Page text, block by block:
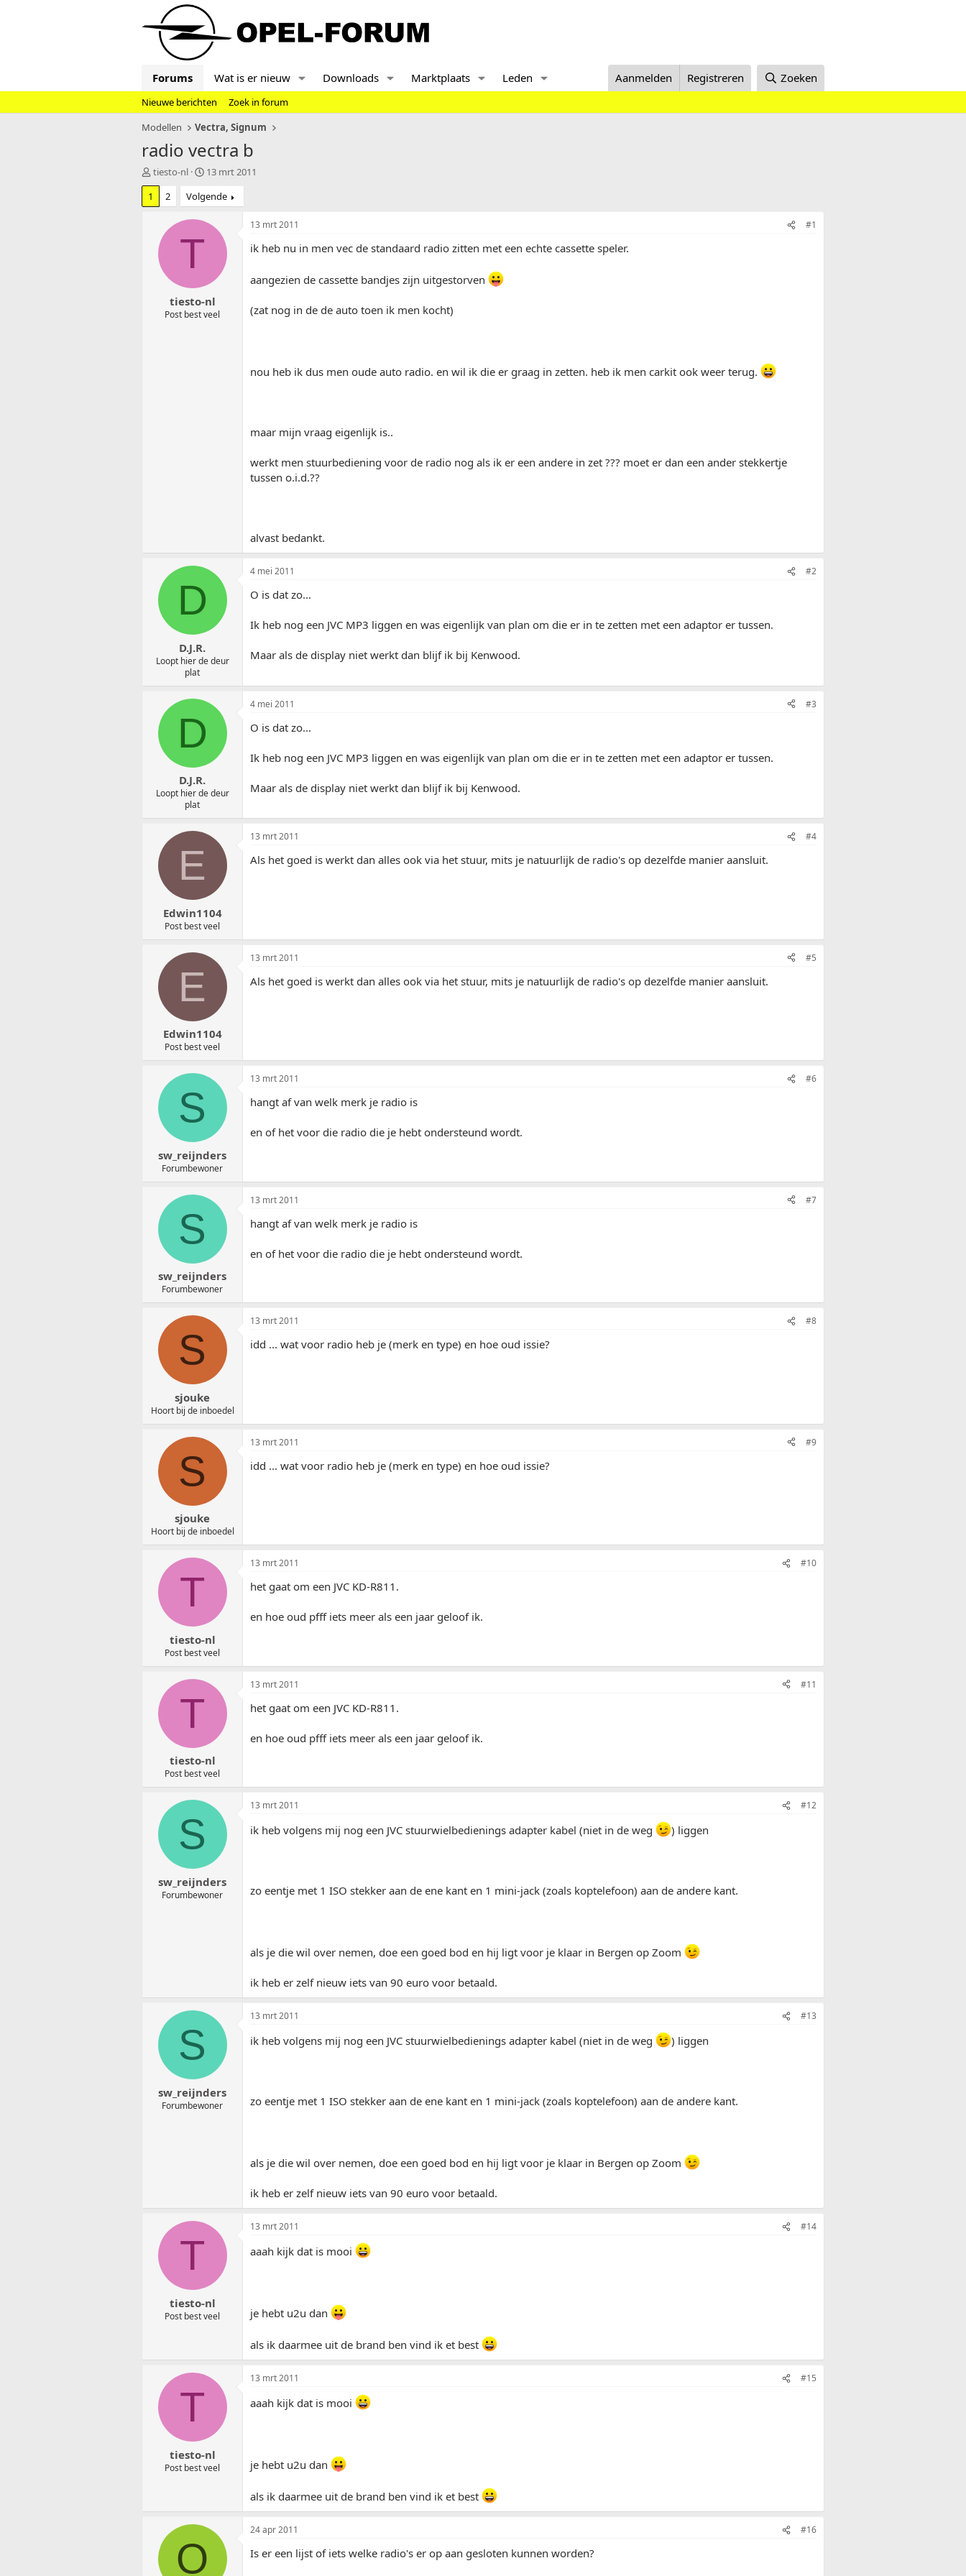
Forums Wat is er nieuw Downloads Marktplaats Leden Aanmelden Registreren Zoeken
Nieuwe berichten
Zoek in forum
Modellen
Vectra, Signum
radio vectra b
T
o
i
tiesto-nl
S
a
r
t
m
13 mrt 2011
1
2 Volgende
T
tiesto-nl
Post best veel
13 mrt 2011 #1
ik heb nu in men vec de standaard radio zitten met een echte cassette speler.
aangezien de cassette bandjes zijn uitgestorven
(zat nog in de de auto toen ik men kocht)
nou heb ik dus men oude auto radio. en wil ik die er graag in zetten. heb ik men carkit ook weer terug.
maar mijn vraag eigenlijk is..
werkt men stuurbediening voor de radio nog als ik er een andere in zet ??? moet er dan een ander stekkertje
tussen o.i.d.??
alvast bedankt.
D
D.J.R.
Loopt hier de deur
plat
4 mei 2011 #2
O is dat zo...
Ik heb nog een JVC MP3 liggen en was eigenlijk van plan om die er in te zetten met een adaptor er tussen.
Maar als de display niet werkt dan blijf ik bij Kenwood.
D
D.J.R.
Loopt hier de deur
plat
4 mei 2011 #3
O is dat zo...
Ik heb nog een JVC MP3 liggen en was eigenlijk van plan om die er in te zetten met een adaptor er tussen.
Maar als de display niet werkt dan blijf ik bij Kenwood.
E
Edwin1104
Post best veel
13 mrt 2011 #4
Als het goed is werkt dan alles ook via het stuur, mits je natuurlijk de radio's op dezelfde manier aansluit.
E
Edwin1104
Post best veel
13 mrt 2011 #5
Als het goed is werkt dan alles ook via het stuur, mits je natuurlijk de radio's op dezelfde manier aansluit.
S
sw_reijnders
Forumbewoner
13 mrt 2011 #6
hangt af van welk merk je radio is
en of het voor die radio die je hebt ondersteund wordt.
S
sw_reijnders
Forumbewoner
13 mrt 2011 #7
hangt af van welk merk je radio is
en of het voor die radio die je hebt ondersteund wordt.
S
sjouke
Hoort bij de inboedel
13 mrt 2011 #8
idd ... wat voor radio heb je (merk en type) en hoe oud issie?
S
sjouke
Hoort bij de inboedel
13 mrt 2011 #9
idd ... wat voor radio heb je (merk en type) en hoe oud issie?
T
tiesto-nl
Post best veel
13 mrt 2011 #10
het gaat om een JVC KD-R811.
en hoe oud pfff iets meer als een jaar geloof ik.
T
tiesto-nl
Post best veel
13 mrt 2011 #11
het gaat om een JVC KD-R811.
en hoe oud pfff iets meer als een jaar geloof ik.
S
sw_reijnders
Forumbewoner
13 mrt 2011 #12
ik heb volgens mij nog een JVC stuurwielbedienings adapter kabel (niet in de weg ) liggen
zo eentje met 1 ISO stekker aan de ene kant en 1 mini-jack (zoals koptelefoon) aan de andere kant.
als je die wil over nemen, doe een goed bod en hij ligt voor je klaar in Bergen op Zoom
ik heb er zelf nieuw iets van 90 euro voor betaald.
S
sw_reijnders
Forumbewoner
13 mrt 2011 #13
ik heb volgens mij nog een JVC stuurwielbedienings adapter kabel (niet in de weg ) liggen
zo eentje met 1 ISO stekker aan de ene kant en 1 mini-jack (zoals koptelefoon) aan de andere kant.
als je die wil over nemen, doe een goed bod en hij ligt voor je klaar in Bergen op Zoom
ik heb er zelf nieuw iets van 90 euro voor betaald.
T
tiesto-nl
Post best veel
13 mrt 2011 #14
aaah kijk dat is mooi
je hebt u2u dan
als ik daarmee uit de brand ben vind ik et best
T
tiesto-nl
Post best veel
13 mrt 2011 #15
aaah kijk dat is mooi
je hebt u2u dan
als ik daarmee uit de brand ben vind ik et best
O
24 apr 2011 #16
Is er een lijst of iets welke radio's er op aan gesloten kunnen worden?